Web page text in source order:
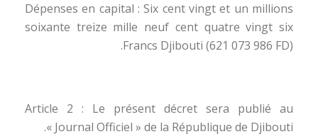
Dépenses en capital : Six cent vingt et un millions
soixante treize mille neuf cent quatre vingt six
Francs Djibouti (621 073 986 FD).
Article 2 : Le présent décret sera publié au
« Journal Officiel » de la République de Djibouti.